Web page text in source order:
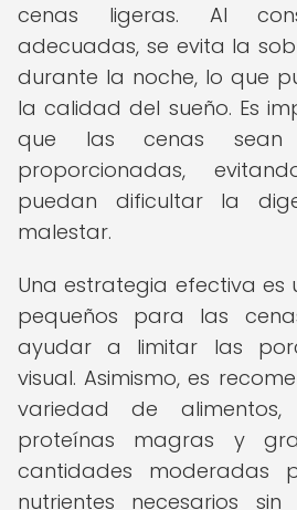
cenas ligeras. Al
adecuadas, se evita la
durante la noche, lo que
la calidad del sueño. Es
que las cenas sean
proporcionadas,
puedan dificultar la
malestar.
Una estrategia efectiva es
pequeños para las
ayudar a limitar las
visual. Asimismo, es
variedad de alimentos,
proteínas magras y
cantidades moderadas
nutrientes necesarios